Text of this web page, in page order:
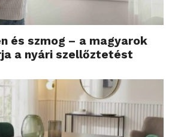
és szmog – a magyarok
a nyári szellőztetést